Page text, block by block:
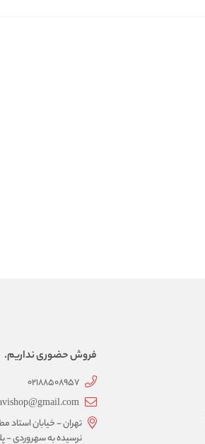
فروش حضوری نداریم.
02188508957
تهران - خیابان استاد